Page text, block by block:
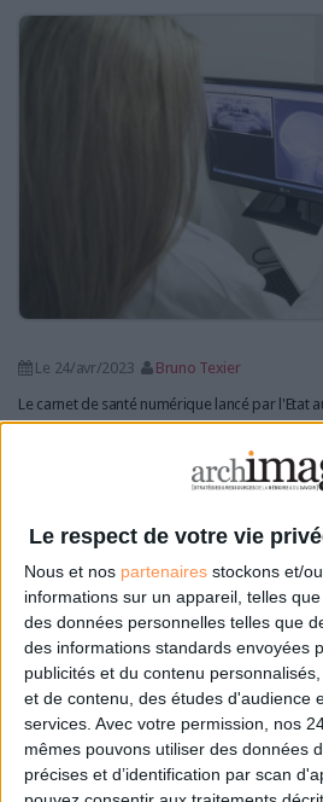
Le respect de votre vie
Nous et nos partenaires stockons et/
informations sur un appareil, telles
des données personnelles telles que
des informations standards envoyées
publicités et du contenu
et de contenu, des études d'audience
services. Avec votre permission, nos
mêmes pouvons utiliser des données
précises et d’identification par scan
Le 24/avr/2023
Bruno Texier
Le carnet de santé numérique lancé par l'Etat
désormais utilisé par 13 % de la population
Cybercriminalité : Les
systèmes d'information